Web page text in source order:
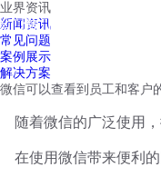
红鹰工作手机
业界资讯
新闻资讯
常见问题
案例展示
解决方案
微信可以查看到员工和客户
随着微信的广泛使用
在使用微信带来便利